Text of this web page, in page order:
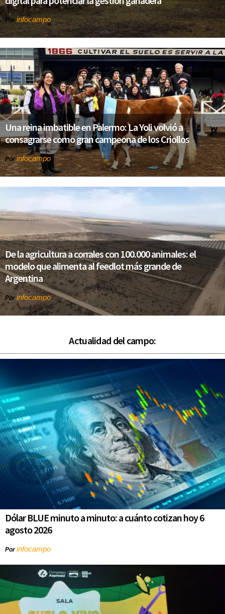
Por infocampo
Una reina imbatible en Palermo: La Yoli volvió a
consagrarse como gran campeona de los Criollos
Porinfocampo
De la agricultura a corrales con 100.000 animales: el
modelo que alimenta al feedlot más grande de
Argentina
Por infocampo
Actualidad del campo:
Dólar BLUE minuto a minuto: a cuánto cotizan hoy 6
agosto 2026
Porinfocampo